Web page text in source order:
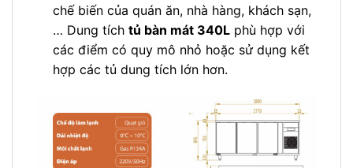
chế biến của quán ăn, nhà hàng, khách sạn,
… Dung tích tủ bàn mát 340Lphù hợp với
các điểm có quy mô nhỏ hoặc sử dụng kết
hợp các tủ dung tích lớn hơn.